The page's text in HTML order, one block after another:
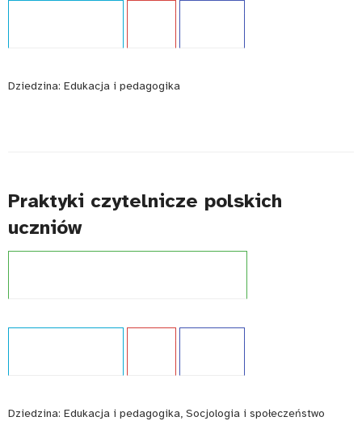
Dziedzina: Edukacja i pedagogika
Praktyki czytelnicze polskich
uczniów
Dziedzina: Edukacja i pedagogika, Socjologia i społeczeństwo